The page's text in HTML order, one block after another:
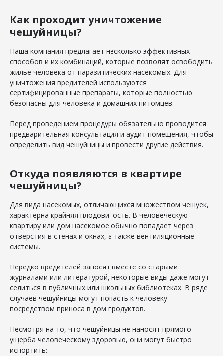
Как проходит уничтожение
чешуйницы?
Наша компания предлагает несколько эффективных
способов и их комбинаций, которые позволят освободить
жилье человека от паразитических насекомых. Для
уничтожения вредителей используются
сертифицированные препараты, которые полностью
безопасны для человека и домашних питомцев.
Перед проведением процедуры обязательно проводится
предварительная консультация и аудит помещения, чтобы
определить вид чешуйницы и провести другие действия.
Откуда появляются в квартире
чешуйницы?
Для вида насекомых, отличающихся множеством чешуек,
характерна крайняя плодовитость. В человеческую
квартиру или дом насекомое обычно попадает через
отверстия в стенах и окнах, а также вентиляционные
системы.
Нередко вредителей заносят вместе со старыми
журналами или литературой, некоторые виды даже могут
селиться в публичных или школьных библиотеках. В ряде
случаев чешуйницы могут попасть к человеку
посредством приноса в дом продуктов.
Несмотря на то, что чешуйницы не наносят прямого
ущерба человеческому здоровью, они могут быстро
испортить: